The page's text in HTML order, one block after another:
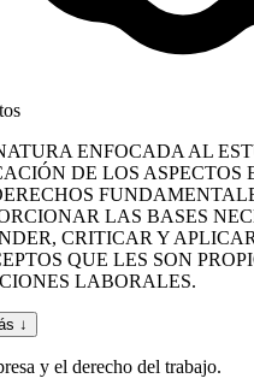
ENFOCADA AL
DE LOS ASPECTOS
LAS BASES
CRITICAR Y
QUE LES SON
LABORALES.
↓
y el derecho del trabajo.